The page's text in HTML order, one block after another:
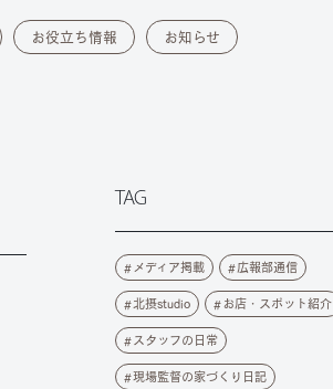
お役立ち情報 お知らせ
TAG
メディア掲載 広報部通信
北摂studio お店・スポット紹介
スタッフの日常
現場監督の家づくり日記